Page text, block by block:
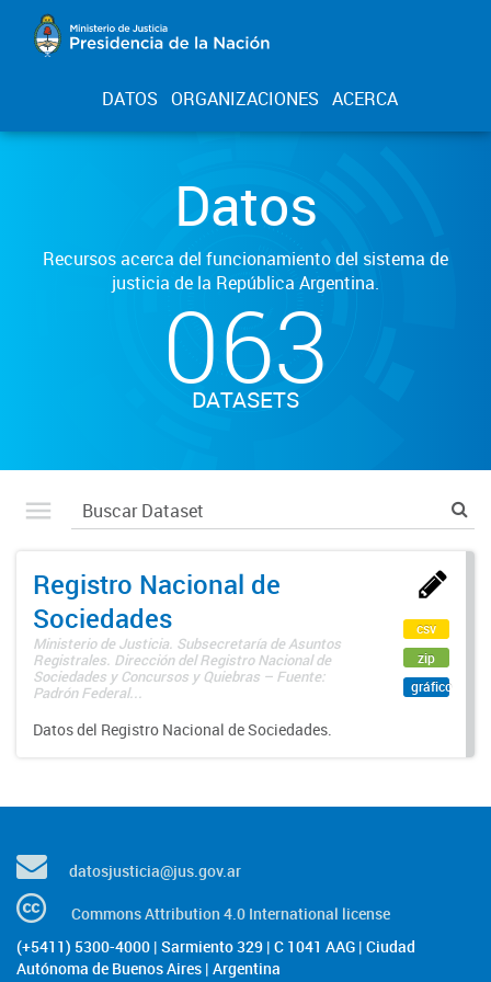
DATOS ORGANIZACIONES ACERCA
Datos
Recursos acerca del funcionamiento del sistema de
justicia de la República Argentina.
063
DATASETS
Registro Nacional de
Sociedades
Ministerio de Justicia. Subsecretaría de Asuntos
Registrales. Dirección del Registro Nacional de
Sociedades y Concursos y Quiebras – Fuente:
Padrón Federal...
Datos del Registro Nacional de Sociedades.
csv
zip
gráfico
datosjusticia@jus.gov.ar
Commons Attribution 4.0 International license
(+5411) 5300-4000 | Sarmiento 329 | C 1041 AAG | Ciudad
Autónoma de Buenos Aires | Argentina